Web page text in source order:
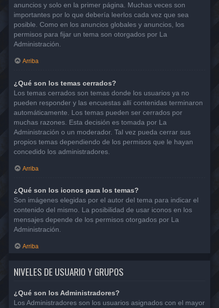
anuncios y solo en la primer página. Muchas veces son
importantes por lo que debería leerlos cada vez que sea
posible. Como en los anuncios globales y anuncios, los
permisos para fijar un tema son otorgados por La
Administración.
Arriba
¿Qué son los temas cerrados?
Los temas cerrados son temas donde los usuarios ya no
pueden responder y las encuestas allí contenidas terminaron
automáticamente. Los temas pueden ser cerrados por
muchas razones. Esta decisión es tomada por La
Administración o un moderador. Tal vez pueda cerrar sus
propios temas dependiendo de los permisos que le hayan
concedido los administradores.
Arriba
¿Qué son los iconos para los temas?
Son imágenes elegidas por el autor del tema para indicar el
contenido del mismo. La posibilidad de usar iconos en los
mensajes depende de los permisos otorgados por La
Administración.
Arriba
NIVELES DE USUARIO Y GRUPOS
¿Qué son los Administradores?
Los Administradores son los usuarios asignados con el mayor